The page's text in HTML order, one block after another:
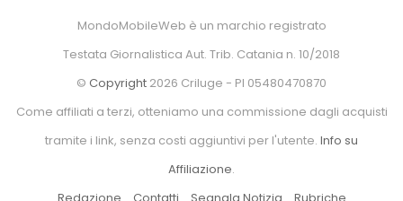
MondoMobileWeb è un marchio registrato
Testata Giornalistica Aut. Trib. Catania n. 10/2018
© Copyright 2026 Criluge - PI 05480470870
Come affiliati a terzi, otteniamo una commissione dagli acquisti
tramite i link, senza costi aggiuntivi per l'utente. Info su
Affiliazione.
Redazione
Contatti Segnala Notizia Rubriche